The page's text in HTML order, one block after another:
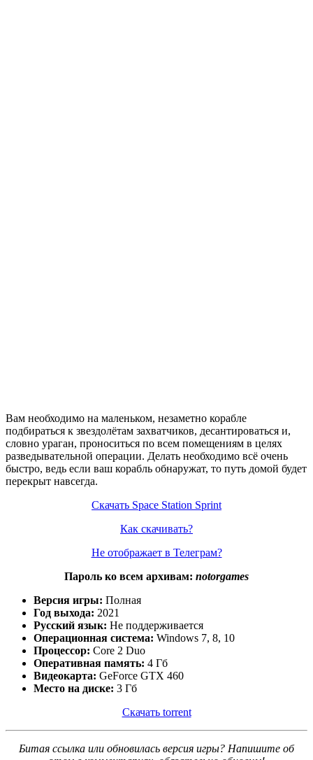
Вам необходимо на маленьком, незаметно корабле
подбираться к звездолётам захватчиков, десантироваться и,
словно ураган, проноситься по всем помещениям в целях
разведывательной операции. Делать необходимо всё очень
быстро, ведь если ваш корабль обнаружат, то путь домой будет
перекрыт навсегда.
Скачать Space Station Sprint
Как скачивать?
Не отображает в Телеграм?
Пароль ко всем архивам: notorgames
Версия игры: Полная
Год выхода: 2021
Русский язык: Не поддерживается
Операционная система: Windows 7, 8, 10
Процессор: Core 2 Duo
Оперативная память: 4 Гб
Видеокарта: GeForce GTX 460
Место на диске: 3 Гб
Скачать torrent
Битая ссылка или обновилась версия игры? Напишите об